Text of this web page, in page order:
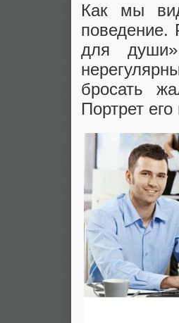
Как мы
поведение.
для
бросать
Портрет